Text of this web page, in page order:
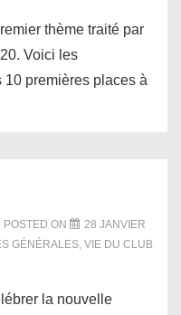
thème traité par
Voici les
premières places à
POSTED ON
28 JANVIER
GÉNÉRALES, VIE DU CLUB
la nouvelle